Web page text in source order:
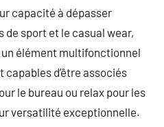
capacité à dépasser
sport et le casual wear,
élément multifonctionnel
d’être associés
le bureau ou relax pour les
versatilité exceptionnelle.